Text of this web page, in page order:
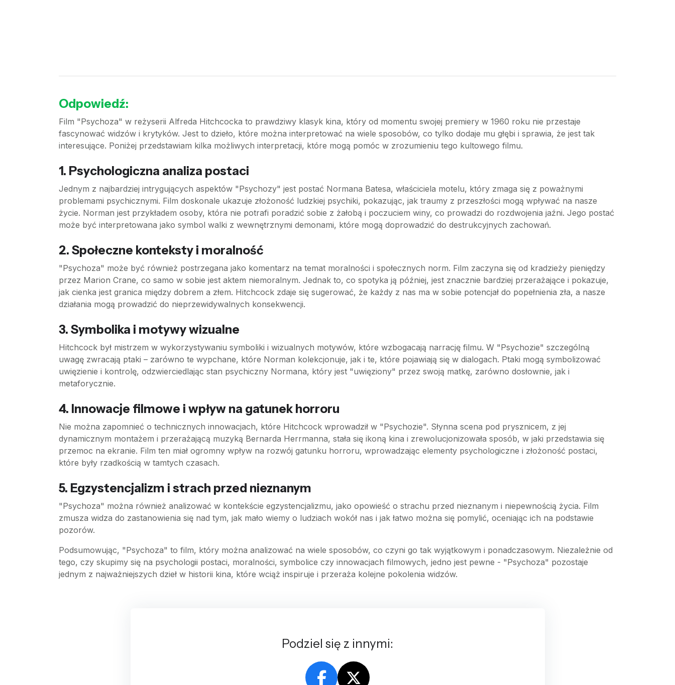
Odpowiedź:
Film "Psychoza" w reżyserii Alfreda Hitchcocka to prawdziwy klasyk kina, który od momentu swojej premiery w 1960 roku nie przestaje
fascynować widzów i krytyków. Jest to dzieło, które można interpretować na wiele sposobów, co tylko dodaje mu głębi i sprawia, że jest tak
interesujące. Poniżej przedstawiam kilka możliwych interpretacji, które mogą pomóc w zrozumieniu tego kultowego filmu.
1. Psychologiczna analiza postaci
Jednym z najbardziej intrygujących aspektów "Psychozy" jest postać Normana Batesa, właściciela motelu, który zmaga się z poważnymi
problemami psychicznymi. Film doskonale ukazuje złożoność ludzkiej psychiki, pokazując, jak traumy z przeszłości mogą wpływać na nasze
życie. Norman jest przykładem osoby, która nie potrafi poradzić sobie z żałobą i poczuciem winy, co prowadzi do rozdwojenia jaźni. Jego postać
może być interpretowana jako symbol walki z wewnętrznymi demonami, które mogą doprowadzić do destrukcyjnych zachowań.
2. Społeczne konteksty i moralność
"Psychoza" może być również postrzegana jako komentarz na temat moralności i społecznych norm. Film zaczyna się od kradzieży pieniędzy
przez Marion Crane, co samo w sobie jest aktem niemoralnym. Jednak to, co spotyka ją później, jest znacznie bardziej przerażające i pokazuje,
jak cienka jest granica między dobrem a złem. Hitchcock zdaje się sugerować, że każdy z nas ma w sobie potencjał do popełnienia zła, a nasze
działania mogą prowadzić do nieprzewidywalnych konsekwencji.
3. Symbolika i motywy wizualne
Hitchcock był mistrzem w wykorzystywaniu symboliki i wizualnych motywów, które wzbogacają narrację filmu. W "Psychozie" szczególną
uwagę zwracają ptaki – zarówno te wypchane, które Norman kolekcjonuje, jak i te, które pojawiają się w dialogach. Ptaki mogą symbolizować
uwięzienie i kontrolę, odzwierciedlając stan psychiczny Normana, który jest "uwięziony" przez swoją matkę, zarówno dosłownie, jak i
metaforycznie.
4. Innowacje filmowe i wpływ na gatunek horroru
Nie można zapomnieć o technicznych innowacjach, które Hitchcock wprowadził w "Psychozie". Słynna scena pod prysznicem, z jej
dynamicznym montażem i przerażającą muzyką Bernarda Herrmanna, stała się ikoną kina i zrewolucjonizowała sposób, w jaki przedstawia się
przemoc na ekranie. Film ten miał ogromny wpływ na rozwój gatunku horroru, wprowadzając elementy psychologiczne i złożoność postaci,
które były rzadkością w tamtych czasach.
5. Egzystencjalizm i strach przed nieznanym
"Psychoza" można również analizować w kontekście egzystencjalizmu, jako opowieść o strachu przed nieznanym i niepewnością życia. Film
zmusza widza do zastanowienia się nad tym, jak mało wiemy o ludziach wokół nas i jak łatwo można się pomylić, oceniając ich na podstawie
pozorów.
Podsumowując, "Psychoza" to film, który można analizować na wiele sposobów, co czyni go tak wyjątkowym i ponadczasowym. Niezależnie od
tego, czy skupimy się na psychologii postaci, moralności, symbolice czy innowacjach filmowych, jedno jest pewne - "Psychoza" pozostaje
jednym z najważniejszych dzieł w historii kina, które wciąż inspiruje i przeraża kolejne pokolenia widzów.
Podziel się z innymi: